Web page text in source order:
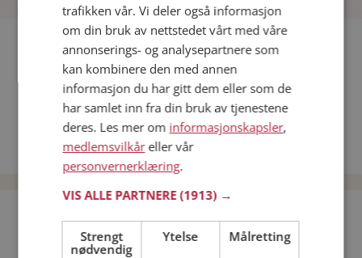
Fler single
Flere singlemenn fra Molde:Isak,As, Jan-Erik
Kvinner fra Molde
Date kvinner i Norge
Date menn i Norge
Bli medlem gratis!
trafikken vår. Vi deler også informasjon
om din bruk av nettstedet vårt med våre
annonserings- og analysepartnere som
kan kombinere den med annen
informasjon du har gitt dem eller som de
har samlet inn fra din bruk av tjenestene
deres. Les mer om informasjonskapsler,
medlemsvilkåreller vår
personvernerklæring.
VIS ALLE PARTNERE(1913) →
Strengt
nødvendig
Ytelse Målretting